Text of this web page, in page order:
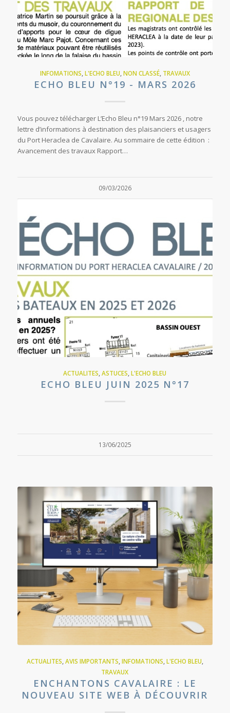
INFOMATIONS L'ECHO BLEU NON CLASSÉ, TRAVAUX
ECHO BLEU N°19 - MARS 2026
Vous pouvez télécharger L’Echo Bleu n°19 Mars 2026 , notre
lettre d’informations à destination des plaisanciers et usagers
du Port Heraclea de Cavalaire. Au sommaire de cette édition :
Avancement des travaux Rapport…
09/03/2026
ACTUALITES,ASTUCES,L'ECHO BLEU
ECHO BLEU JUIN 2025 N°17
13/06/2025
ACTUALITES AVIS IMPORTANTS INFOMATIONS L'ECHO BLEU
TRAVAUX
ENCHANTONS CAVALAIRE : LE
NOUVEAU SITE WEB À DÉCOUVRIR